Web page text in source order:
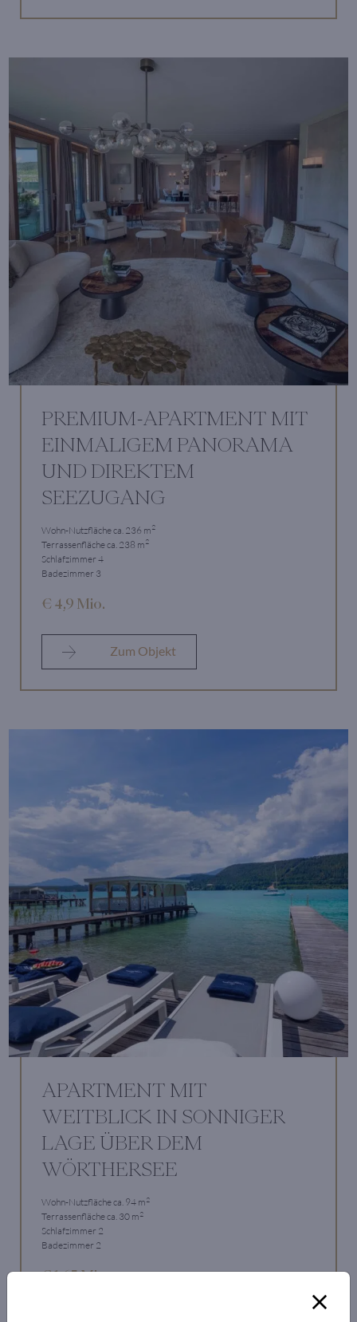
PREMIUM-APARTMENT MIT
EINMALIGEM PANORAMA
UND DIREKTEM
SEEZUGANG
Wohn-Nutzfläche ca. 236 m2
Terrassenfläche ca. 238 m2
Schlafzimmer 4
Badezimmer 3
€ 4,9 Mio.
Zum Objekt
APARTMENT MIT
WEITBLICK IN SONNIGER
LAGE ÜBER DEM
WÖRTHERSEE
Wohn-Nutzfläche ca. 94 m2
Terrassenfläche ca. 30 m2
Schlafzimmer 2
Badezimmer 2
€ 1,65 Mio.